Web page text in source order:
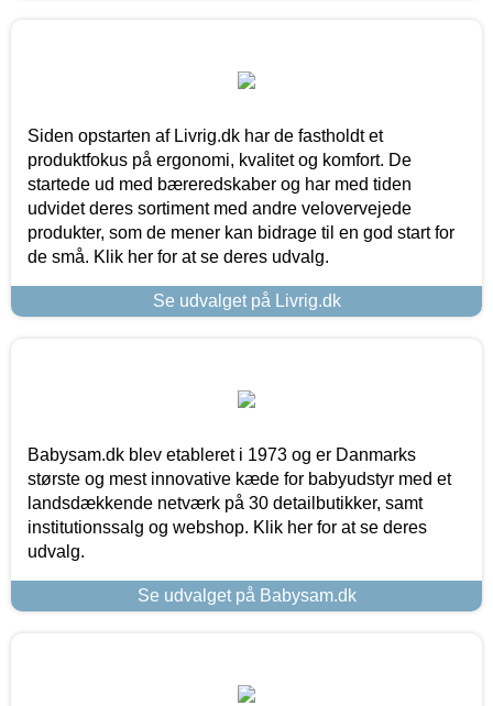
Siden opstarten af Livrig.dk har de fastholdt et
produktfokus på ergonomi, kvalitet og komfort. De
startede ud med bæreredskaber og har med tiden
udvidet deres sortiment med andre velovervejede
produkter, som de mener kan bidrage til en god start for
de små. Klik her for at se deres udvalg.
Se udvalget på Livrig.dk
Babysam.dk blev etableret i 1973 og er Danmarks
største og mest innovative kæde for babyudstyr med et
landsdækkende netværk på 30 detailbutikker, samt
institutionssalg og webshop. Klik her for at se deres
udvalg.
Se udvalget på Babysam.dk